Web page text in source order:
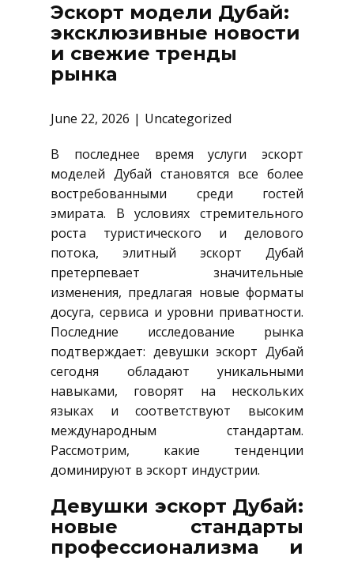
Эскорт модели Дубай:
эксклюзивные новости
и свежие тренды
рынка
June 22, 2026 Uncategorized
В последнее время услуги эскорт
моделей Дубай становятся все более
востребованными среди гостей
эмирата. В условиях стремительного
роста туристического и делового
потока, элитный эскорт Дубай
претерпевает значительные
изменения, предлагая новые форматы
досуга, сервиса и уровни приватности.
Последние исследование рынка
подтверждает: девушки эскорт Дубай
сегодня обладают уникальными
навыками, говорят на нескольких
языках и соответствуют высоким
международным стандартам.
Рассмотрим, какие тенденции
доминируют в эскорт индустрии.
Девушки эскорт Дубай:
новые стандарты
профессионализма и